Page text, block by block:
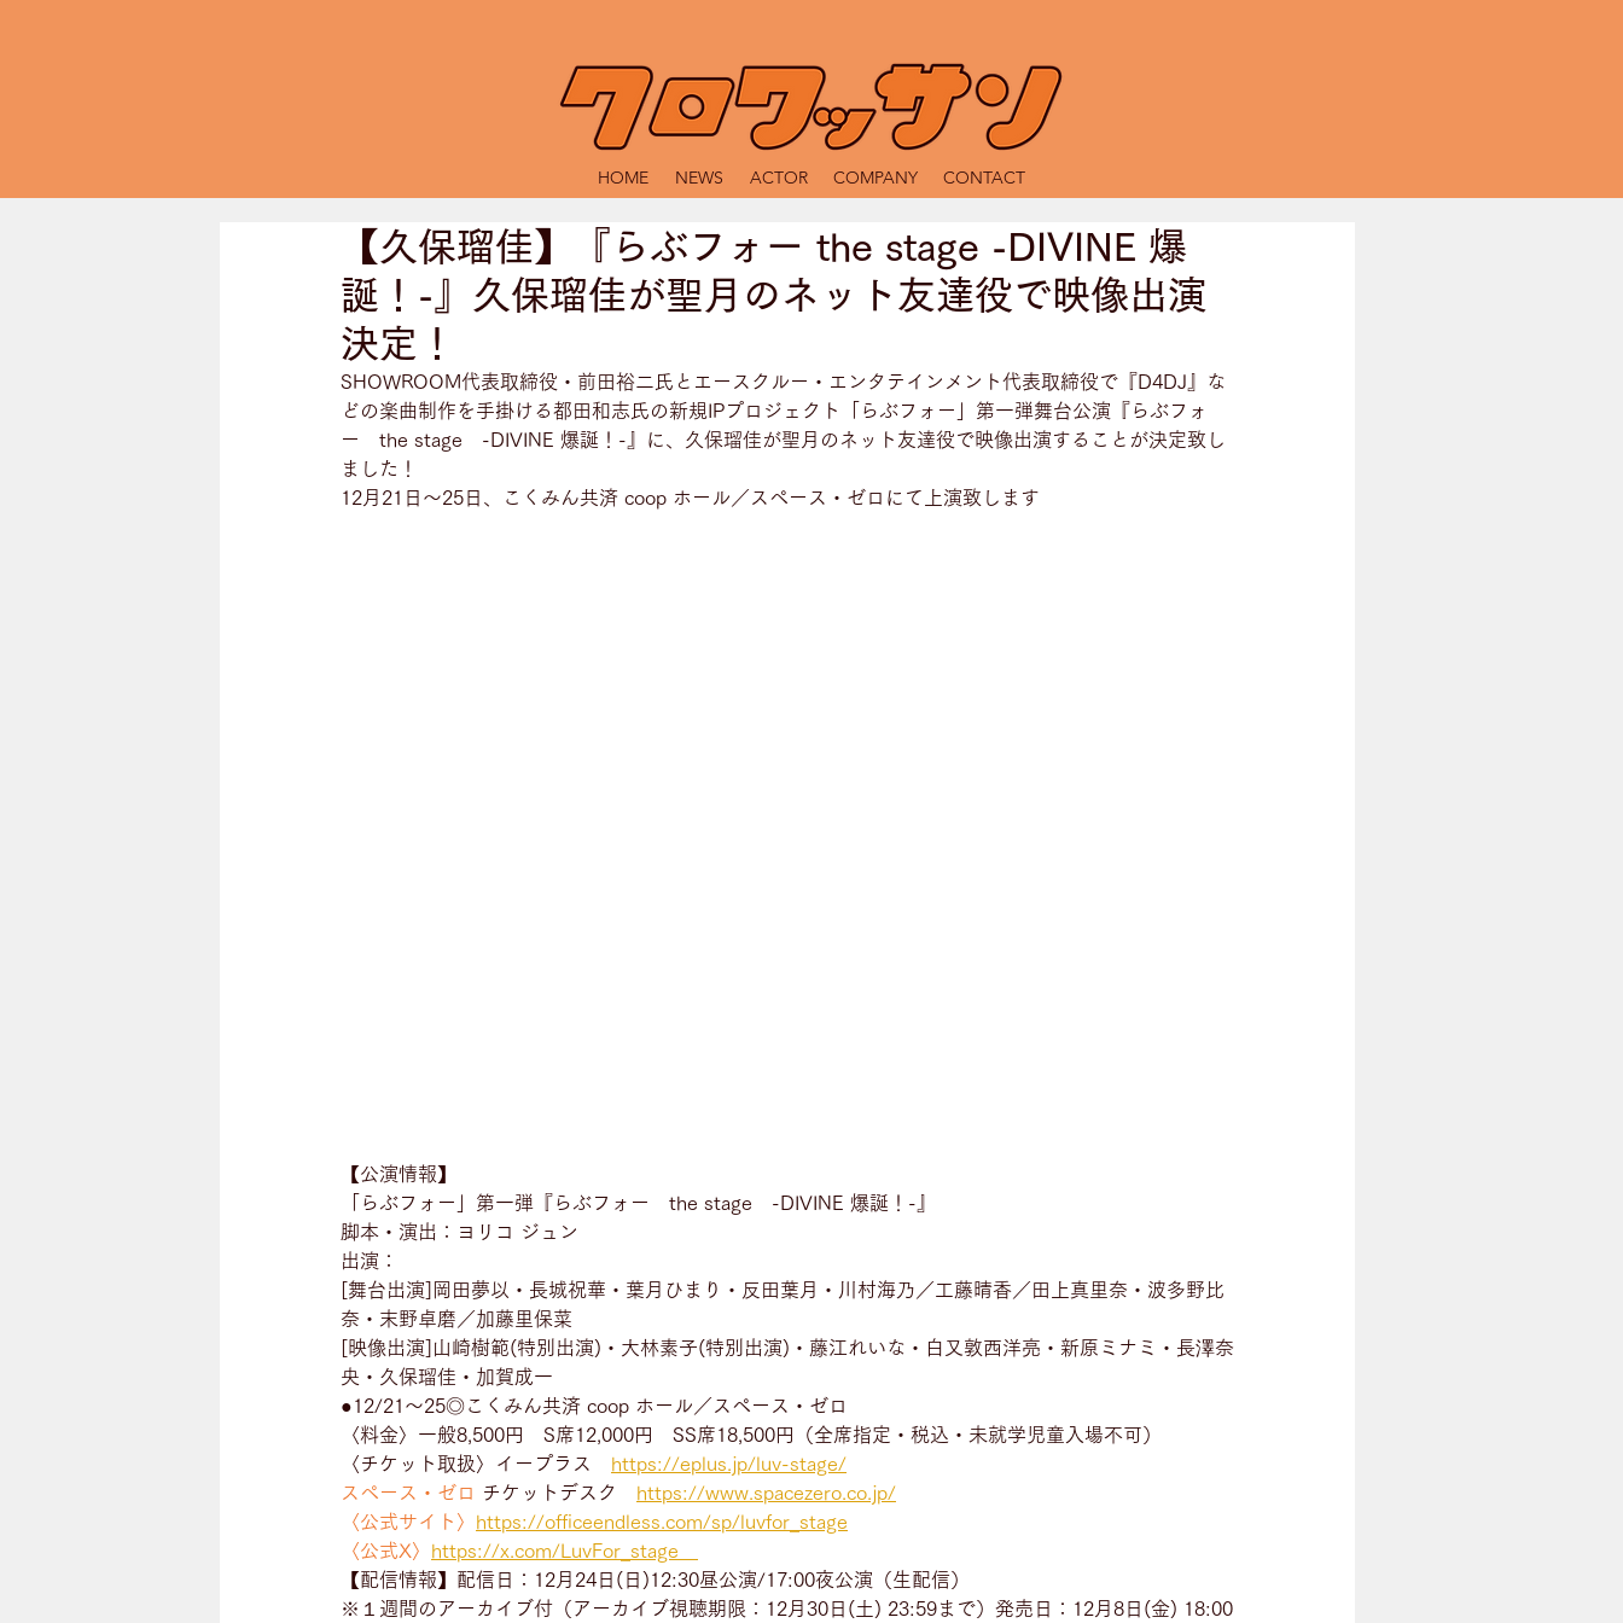
HOME NEWS ACTOR COMPANY CONTACT
【久保瑠佳】『らぶフォー the stage -DIVINE 爆
誕！-』久保瑠佳が聖月のネット友達役で映像出演
決定！
SHOWROOM代表取締役・前田裕二氏とエースクルー・エンタテインメント代表取締役で『D4DJ』な
どの楽曲制作を手掛ける都田和志氏の新規IPプロジェクト「らぶフォー」第一弾舞台公演『らぶフォ
ー　the stage　-DIVINE 爆誕！-』に、久保瑠佳が聖月のネット友達役で映像出演することが決定致し
ました！
12月21日〜25日、こくみん共済 coop ホール／スペース・ゼロにて上演致します
【公演情報】
「らぶフォー」第一弾『らぶフォー　the stage　-DIVINE 爆誕！-』
脚本・演出：ヨリコ ジュン
出演：
[舞台出演]岡田夢以・長城祝華・葉月ひまり・反田葉月・川村海乃／工藤晴香／田上真里奈・波多野比
奈・末野卓磨／加藤里保菜
[映像出演]山崎樹範(特別出演)・大林素子(特別出演)・藤江れいな・白又敦西洋亮・新原ミナミ・長澤奈
央・久保瑠佳・加賀成一
●12/21〜25◎こくみん共済 coop ホール／スペース・ゼロ
〈料金〉一般8,500円　S席12,000円　SS席18,500円（全席指定・税込・未就学児童入場不可）
〈チケット取扱〉イープラス https://eplus.jp/luv-stage/
スペース・ゼロ
チケットデスク https://www.spacezero.co.jp/
〈公式サイト〉 https://officeendless.com/sp/luvfor_stage
〈公式X〉 https://x.com/LuvFor_stage
【配信情報】配信日：12月24日(日)12:30昼公演/17:00夜公演（生配信）
※１週間のアーカイブ付（アーカイブ視聴期限：12月30日(土) 23:59まで）発売日：12月8日(金) 18:00